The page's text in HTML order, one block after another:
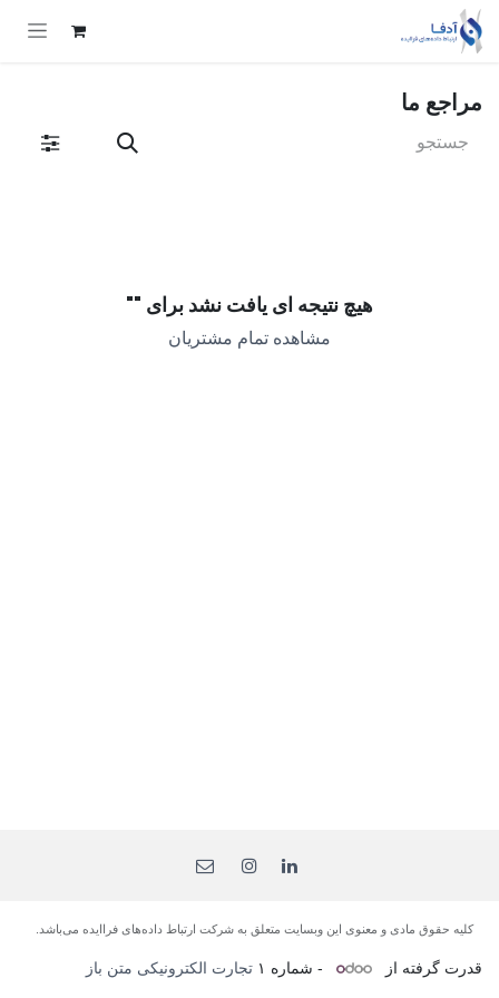
Skip to Content
مراجع ما
هیچ نتیجه ای یافت نشد برای ""
مشاهده تمام مشتریان
کلیه حقوق مادی و معنوی این وبسایت متعلق به شرکت ارتباط داده‌های فرا‌ایده می‌باشد.
قدرت گرفته از - شماره ۱ تجارت الکترونیکی متن باز